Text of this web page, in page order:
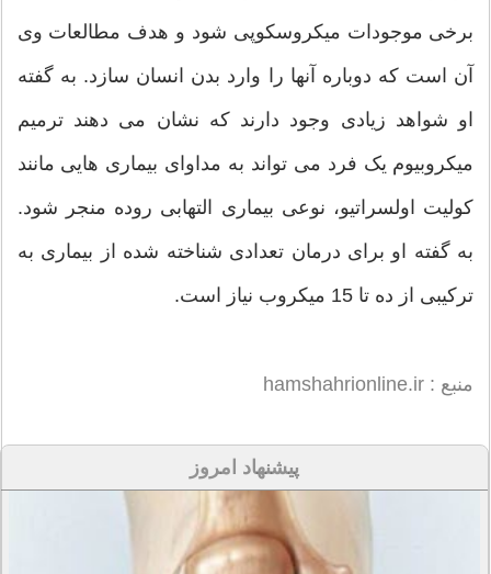
برخی موجودات میکروسکوپی شود و هدف مطالعات وی
آن است كه دوباره آنها را وارد بدن انسان سازد. به گفته
او شواهد زيادی وجود دارند كه نشان می دهند ترمیم
میکروبیوم یک فرد می تواند به مداوای بیماری هایی مانند
کولیت اولسراتیو، نوعی بیماری التهابی روده منجر شود.
به گفته او برای درمان تعدادی شناخته شده از بيماری به
تركيبی از ده تا 15 ميكروب نياز است.
منبع : hamshahrionline.ir
پیشنهاد امروز